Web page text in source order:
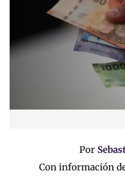
Por
Con información